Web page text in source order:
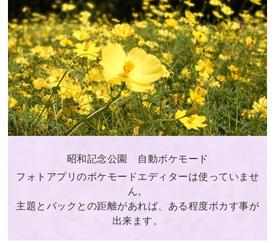
林
真
吾
さ
ん
HTC
日
昭和記念公園 自動ボケモード
フォトアプリのボケモードエディターは使っていませ
ん。
主題とバックとの距離があれば、ある程度ボカす事が
出来ます。